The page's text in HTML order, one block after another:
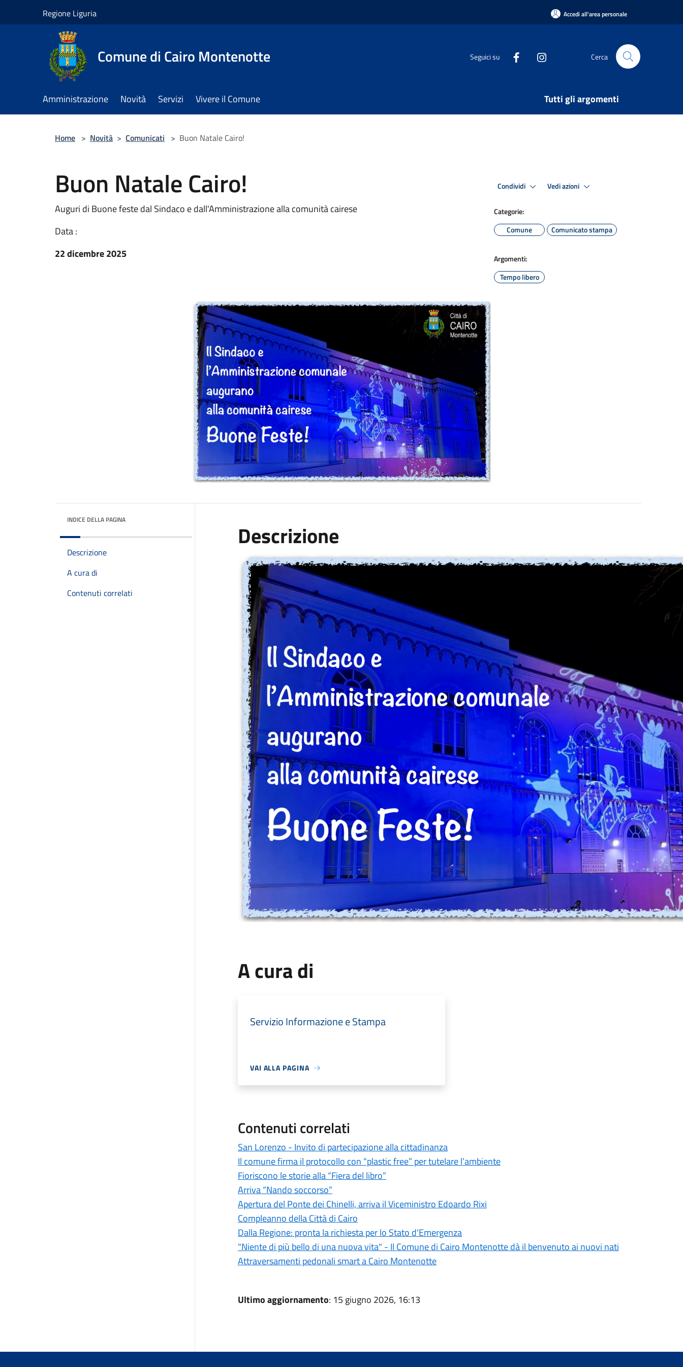
Regione Liguria Accedi all'area personale
Comune di Cairo Montenotte Seguici su Cerca
Amministrazione Novità Servizi Vivere il Comune Tutti gli argomenti
Home > Novità > Comunicati > Buon Natale Cairo!
Buon Natale Cairo!
Auguri di Buone feste dal Sindaco e dall'Amministrazione alla comunità cairese
Data :
22 dicembre 2025
Condividi Vedi azioni
Categorie:
Comune
Comunicato stampa
Argomenti:
Tempo libero
INDICE DELLA PAGINA
Descrizione
A cura di
Contenuti correlati
Descrizione
A cura di
Servizio Informazione e Stampa
VAI ALLA PAGINA
Contenuti correlati
San Lorenzo - Invito di partecipazione alla cittadinanza
Il comune firma il protocollo con “plastic free” per tutelare l’ambiente
Fioriscono le storie alla “Fiera del libro”
Arriva “Nando soccorso”
Apertura del Ponte dei Chinelli, arriva il Viceministro Edoardo Rixi
Compleanno della Città di Cairo
Dalla Regione: pronta la richiesta per lo Stato d’Emergenza
"Niente di più bello di una nuova vita" - Il Comune di Cairo Montenotte dà il benvenuto ai nuovi nati
Attraversamenti pedonali smart a Cairo Montenotte
Ultimo aggiornamento: 15 giugno 2026, 16:13